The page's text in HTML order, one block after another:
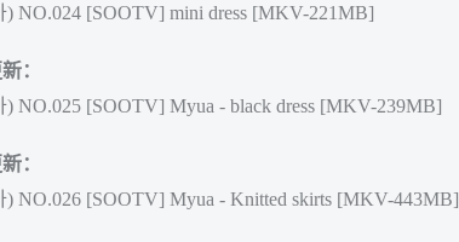
) NO.024 [SOOTV] mini dress [MKV-221MB]
：
) NO.025 [SOOTV] Myua - black dress [MKV-239MB]
：
) NO.026 [SOOTV] Myua - Knitted skirts [MKV-443MB]